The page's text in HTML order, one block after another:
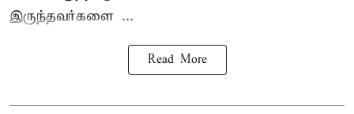
இருந்தவர்களை ...
Read More